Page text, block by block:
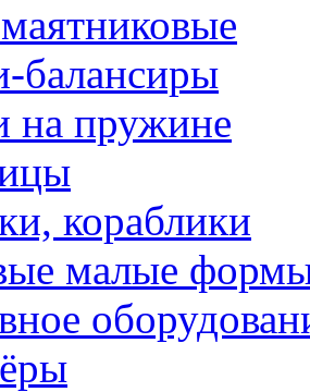
балансиры
на пружине
кораблики
малые